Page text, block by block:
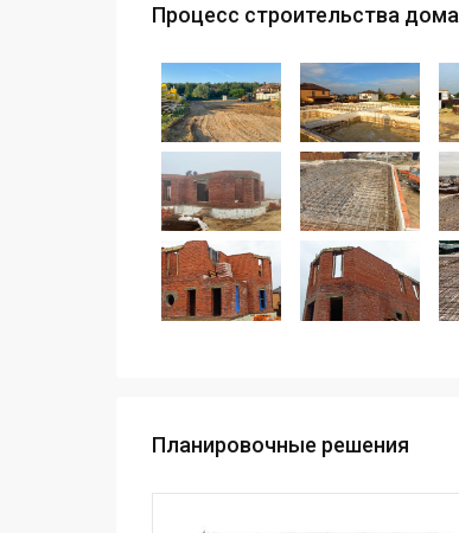
Процесс строительства дома
Планировочные решения